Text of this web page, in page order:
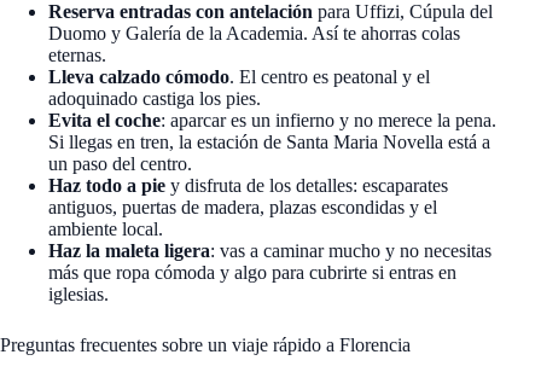
Reserva entradas con antelación para Uffizi, Cúpula del
Duomo y Galería de la Academia. Así te ahorras colas
eternas.
Lleva calzado cómodo. El centro es peatonal y el
adoquinado castiga los pies.
Evita el coche: aparcar es un infierno y no merece la pena.
Si llegas en tren, la estación de Santa Maria Novella está a
un paso del centro.
Haz todo a pie y disfruta de los detalles: escaparates
antiguos, puertas de madera, plazas escondidas y el
ambiente local.
Haz la maleta ligera: vas a caminar mucho y no necesitas
más que ropa cómoda y algo para cubrirte si entras en
iglesias.
Preguntas frecuentes sobre un viaje rápido a Florencia